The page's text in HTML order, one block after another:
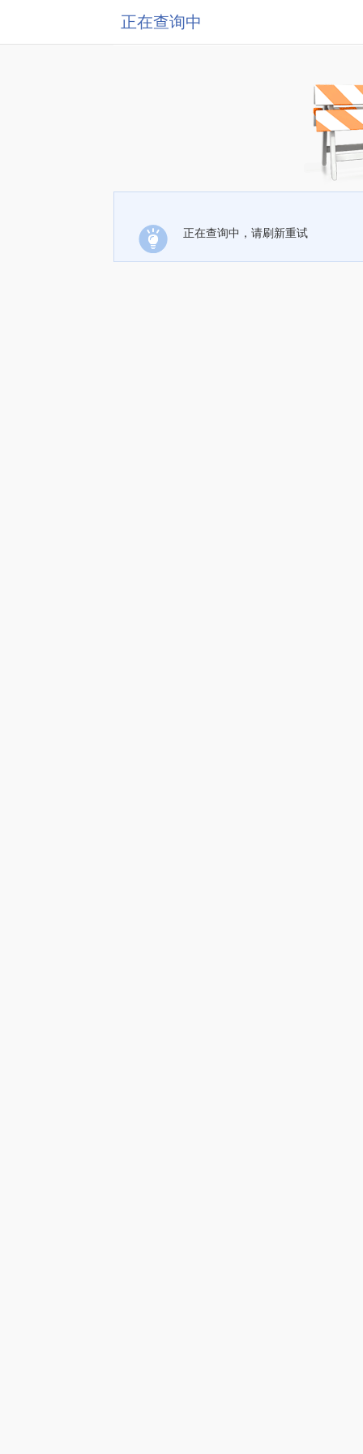
正在查询中
正在查询中，请刷新重试